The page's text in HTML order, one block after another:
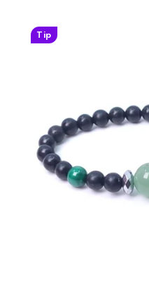
Tip